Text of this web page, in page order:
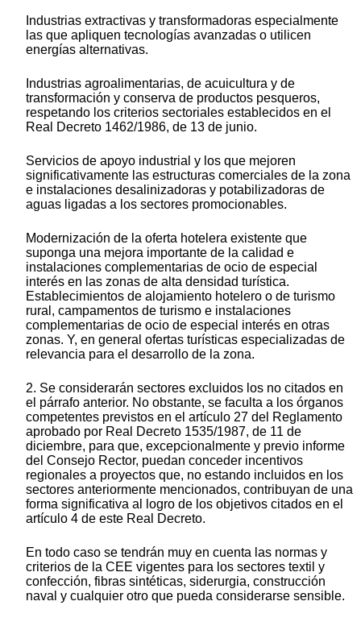
Industrias extractivas y transformadoras especialmente
las que apliquen tecnologías avanzadas o utilicen
energías alternativas.
Industrias agroalimentarias, de acuicultura y de
transformación y conserva de productos pesqueros,
respetando los criterios sectoriales establecidos en el
Real Decreto 1462/1986, de 13 de junio.
Servicios de apoyo industrial y los que mejoren
significativamente las estructuras comerciales de la zona
e instalaciones desalinizadoras y potabilizadoras de
aguas ligadas a los sectores promocionables.
Modernización de la oferta hotelera existente que
suponga una mejora importante de la calidad e
instalaciones complementarias de ocio de especial
interés en las zonas de alta densidad turística.
Establecimientos de alojamiento hotelero o de turismo
rural, campamentos de turismo e instalaciones
complementarias de ocio de especial interés en otras
zonas. Y, en general ofertas turísticas especializadas de
relevancia para el desarrollo de la zona.
2. Se considerarán sectores excluidos los no citados en
el párrafo anterior. No obstante, se faculta a los órganos
competentes previstos en el artículo 27 del Reglamento
aprobado por Real Decreto 1535/1987, de 11 de
diciembre, para que, excepcionalmente y previo informe
del Consejo Rector, puedan conceder incentivos
regionales a proyectos que, no estando incluidos en los
sectores anteriormente mencionados, contribuyan de una
forma significativa al logro de los objetivos citados en el
artículo 4 de este Real Decreto.
En todo caso se tendrán muy en cuenta las normas y
criterios de la CEE vigentes para los sectores textil y
confección, fibras sintéticas, siderurgia, construcción
naval y cualquier otro que pueda considerarse sensible.